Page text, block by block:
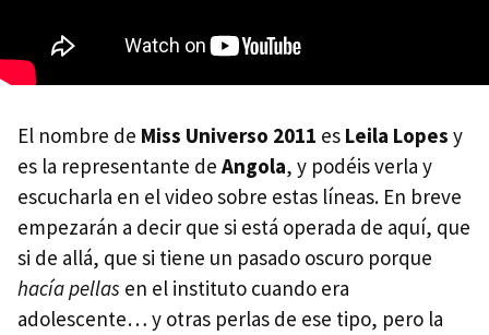
El nombre de Miss Universo 2011 es Leila Lopes y
es la representante de Angola, y podéis verla y
escucharla en el video sobre estas líneas. En breve
empezarán a decir que si está operada de aquí, que
si de allá, que si tiene un pasado oscuro porque
hacía pellas en el instituto cuando era
adolescente… y otras perlas de ese tipo, pero la